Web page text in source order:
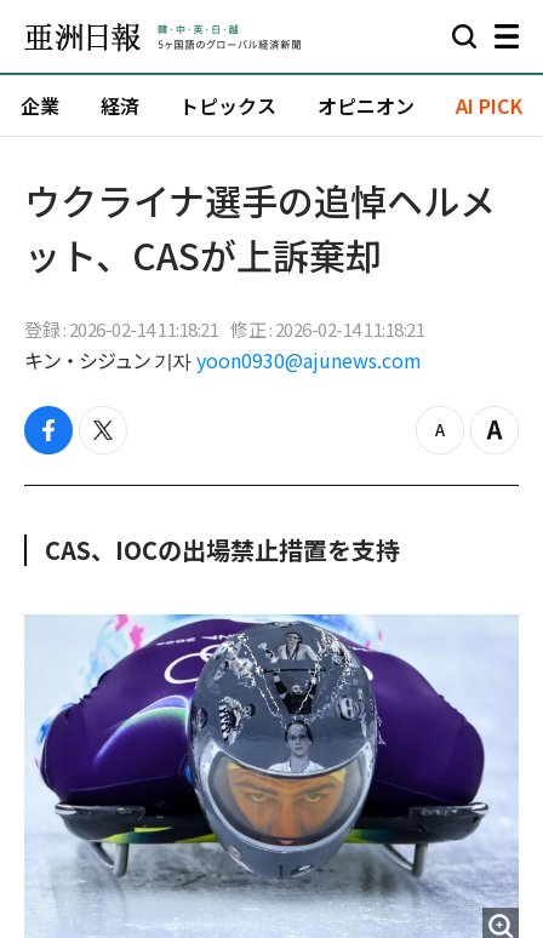
企業 経済 トピックス オピニオン AI PICK
ウクライナ選手の追悼ヘルメ
ット、CASが上訴棄却
登録 : 2026-02-14 11:18:21 修正 : 2026-02-14 11:18:21
キン・シジュン 기자 yoon0930@ajunews.com
f
c
o
t
i
z
o
Z
o
CAS、IOCの出場禁止措置を支持